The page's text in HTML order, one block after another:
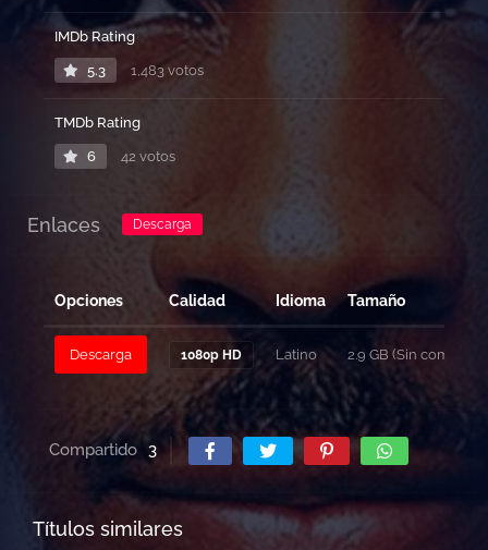
IMDb Rating
5.3 1,483 votos
TMDb Rating
6 42 votos
Enlaces Descarga
Opciones Calidad Idioma Tamaño
Descarga 1080p HD Latino 2.9 GB (Sin
Compartido 3
Títulos similares